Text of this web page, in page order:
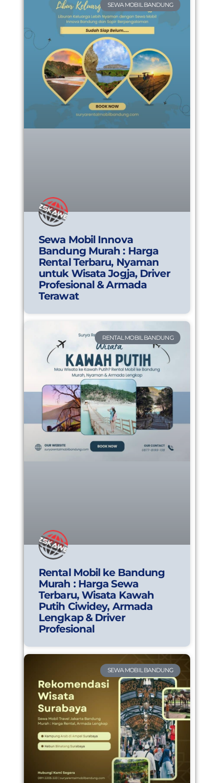
SEWA MOBIL BANDUNG
Sewa Mobil Innova
Bandung Murah : Harga
Rental Terbaru, Nyaman
untuk Wisata Jogja, Driver
Profesional & Armada
Terawat
RENTAL MOBIL BANDUNG
Rental Mobil ke Bandung
Murah : Harga Sewa
Terbaru, Wisata Kawah
Putih Ciwidey, Armada
Lengkap & Driver
Profesional
SEWA MOBIL BANDUNG